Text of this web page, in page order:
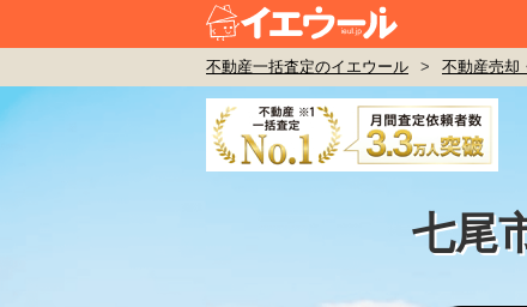
不動産一括査定のイエウール > 不動産売却
七尾